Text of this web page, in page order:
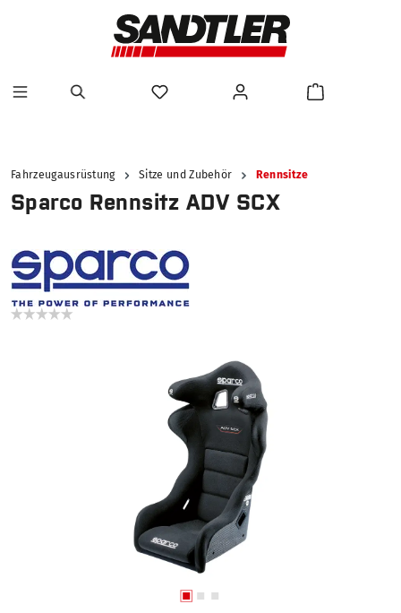
Fahrzeugausrüstung Sitze und Zubehör Rennsitze
Sparco Rennsitz ADV SCX